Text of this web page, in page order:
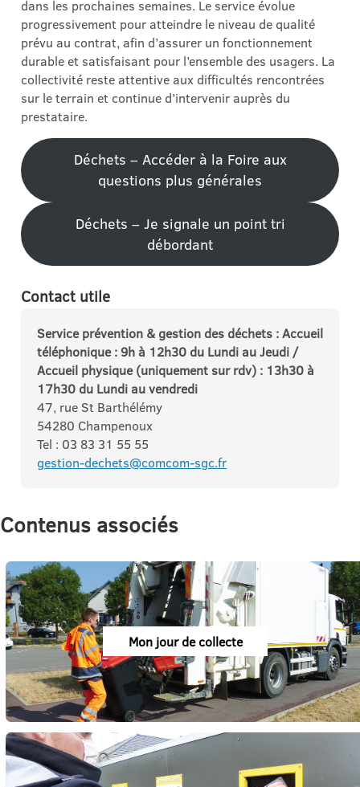
dans les prochaines semaines. Le service évolue
progressivement pour atteindre le niveau de qualité
prévu au contrat, afin d’assurer un fonctionnement
durable et satisfaisant pour l’ensemble des usagers. La
collectivité reste attentive aux difficultés rencontrées
sur le terrain et continue d’intervenir auprès du
prestataire.
Déchets – Accéder à la Foire aux
questions plus générales
Déchets – Je signale un point tri
débordant
Contact utile
Service prévention & gestion des déchets : Accueil
téléphonique : 9h à 12h30 du Lundi au Jeudi /
Accueil physique (uniquement sur rdv) : 13h30 à
17h30 du Lundi au vendredi
47, rue St Barthélémy
54280 Champenoux
Tel : 03 83 31 55 55
gestion-dechets@comcom-sgc.fr
Contenus associés
Mon jour de collecte